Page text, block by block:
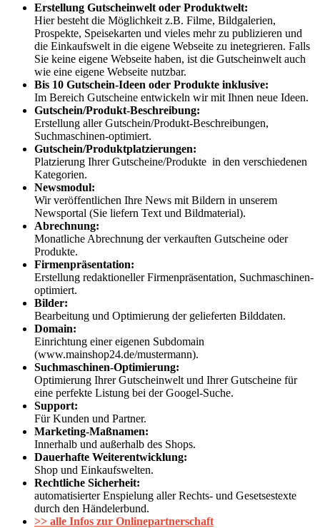
Erstellung Gutscheinwelt oder Produktwelt:
Hier besteht die Möglichkeit z.B. Filme, Bildgalerien,
Prospekte, Speisekarten und vieles mehr zu publizieren und
die Einkaufswelt in die eigene Webseite zu inetegrieren. Falls
Sie keine eigene Webseite haben, ist die Gutscheinwelt auch
wie eine eigene Webseite nutzbar.
Bis 10 Gutschein-Ideen oder Produkte inklusive:
Im Bereich Gutscheine entwickeln wir mit Ihnen neue Ideen.
Gutschein/Produkt-Beschreibung:
Erstellung aller Gutschein/Produkt-Beschreibungen,
Suchmaschinen-optimiert.
Gutschein/Produktplatzierungen:
Platzierung Ihrer Gutscheine/Produkte in den verschiedenen
Kategorien.
Newsmodul:
Wir veröffentlichen Ihre News mit Bildern in unserem
Newsportal (Sie liefern Text und Bildmaterial).
Abrechnung:
Monatliche Abrechnung der verkauften Gutscheine oder
Produkte.
Firmenpräsentation:
Erstellung redaktioneller Firmenpräsentation, Suchmaschinen-
optimiert.
Bilder:
Bearbeitung und Optimierung der gelieferten Bilddaten.
Domain:
Einrichtung einer eigenen Subdomain
(www.mainshop24.de/mustermann).
Suchmaschinen-Optimierung:
Optimierung Ihrer Gutscheinwelt und Ihrer Gutscheine für
eine perfekte Listung bei der Googel-Suche.
Support:
Für Kunden und Partner.
Marketing-Maßnamen:
Innerhalb und außerhalb des Shops.
Dauerhafte Weiterentwicklung:
Shop und Einkaufswelten.
Rechtliche Sicherheit:
automatisierter Enspielung aller Rechts- und Gesetsestexte
durch den Händelerbund.
>> alle Infos zur Onlinepartnerschaft